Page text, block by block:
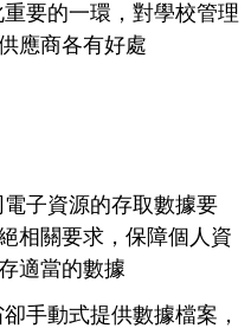
要的一環，對學校管理
應商各有好處
子資源的存取數據要
相關要求，保障個人資
適當的數據
手動式提供數據檔案，